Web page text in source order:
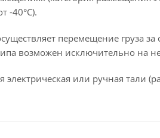
-40°С).
перемещение груза
возможен исключительно на
или ручная тали